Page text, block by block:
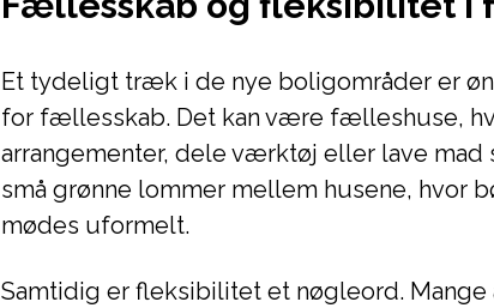
Et tydeligt træk i de nye boligområder er
for fællesskab. Det kan være fælleshuse,
arrangementer, dele værktøj eller lave mad
små grønne lommer mellem husene, hvor
mødes uformelt.
Samtidig er fleksibilitet et nøgleord.